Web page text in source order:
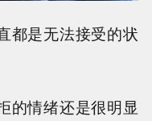
都是无法接受的状
的情绪还是很明显